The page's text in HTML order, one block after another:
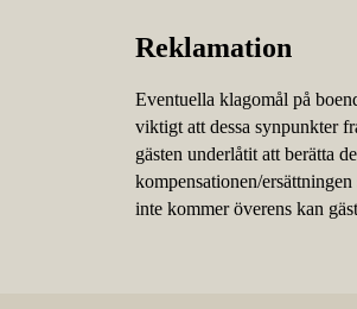
Reklamation
Eventuella klagomål på
viktigt att dessa synpunkter
gästen underlåtit att berätta
kompensationen/
inte kommer överens kan